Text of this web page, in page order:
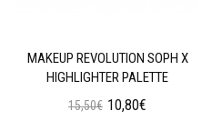
MAKEUP REVOLUTION SOPH X
HIGHLIGHTER PALETTE
15,50€ 10,80€